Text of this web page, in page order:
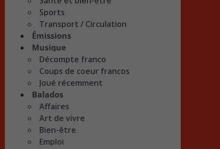
Sports
Transport / Circulation
Émissions
Musique
Décompte franco
Coups de coeur francos
Joué récemment
Balados
Affaires
Art de vivre
Bien-être
Emploi